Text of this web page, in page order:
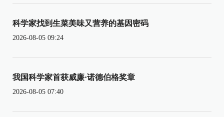
科学家找到生菜美味又营养的基因密码
2026-08-05 09:24
我国科学家首获威廉·诺德伯格奖章
2026-08-05 07:40